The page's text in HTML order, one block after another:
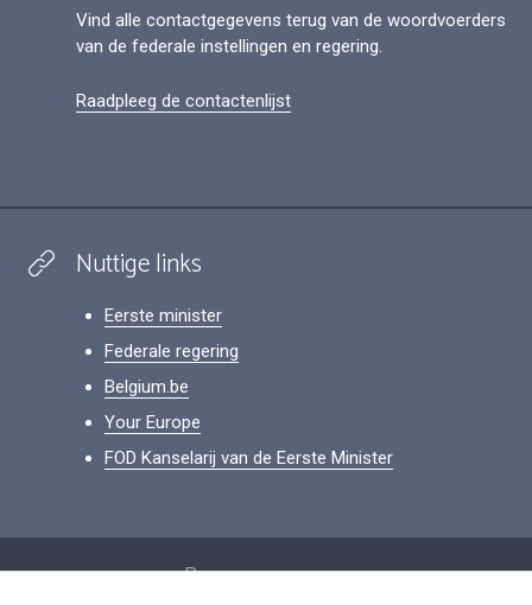
Vind alle contactgegevens terug van de woordvoerders
van de federale instellingen en regering.
Raadpleeg de contactenlijst
Nuttige links
Eerste minister
Federale regering
Belgium.be
Your Europe
FOD Kanselarij van de Eerste Minister
Persoonsgegevens